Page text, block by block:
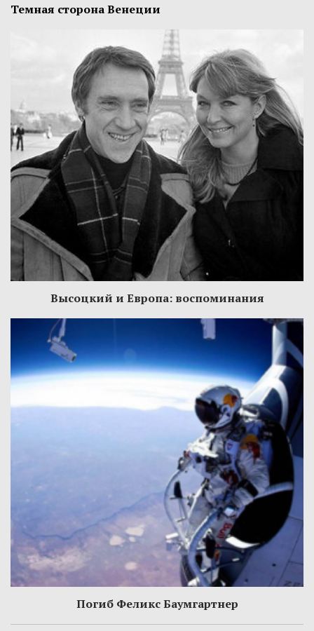
Темная сторона Венеции
Высоцкий и Европа: воспоминания
Погиб Феликс Баумгартнер